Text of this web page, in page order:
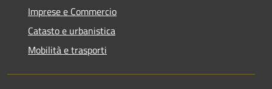
Imprese e Commercio
Catasto e urbanistica
Mobilità e trasporti